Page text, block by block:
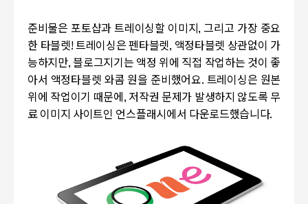
준비물은 포토샵과 트레이싱할 이미지, 그리고 가장 중요
한 타블렛! 트레이싱은 펜타블렛, 액정타블렛 상관없이 가
능하지만, 블로그지기는 액정 위에 직접 작업하는 것이 좋
아서 액정타블렛 와콤 원을 준비했어요. 트레이싱은 원본
위에 작업이기 때문에, 저작권 문제가 발생하지 않도록 무
료 이미지 사이트인 언스플래시에서 다운로드했습니다.